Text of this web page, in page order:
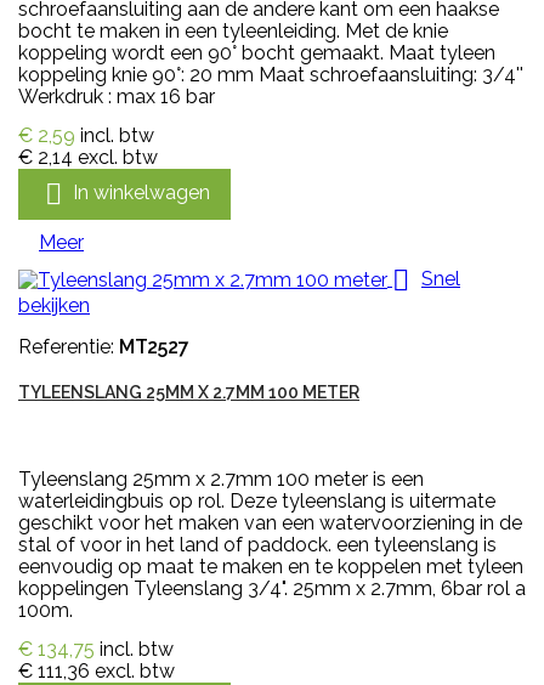
schroefaansluiting aan de andere kant om een haakse
bocht te maken in een tyleenleiding. Met de knie
koppeling wordt een 90° bocht gemaakt. Maat tyleen
koppeling knie 90°: 20 mm Maat schroefaansluiting: 3/4''
Werkdruk : max 16 bar
€ 2,59 incl. btw
€ 2,14 excl. btw
 In winkelwagen
Meer

Snel
bekijken
Referentie: MT2527
TYLEENSLANG 25MM X 2.7MM 100 METER
Tyleenslang 25mm x 2.7mm 100 meter is een
waterleidingbuis op rol. Deze tyleenslang is uitermate
geschikt voor het maken van een watervoorziening in de
stal of voor in het land of paddock. een tyleenslang is
eenvoudig op maat te maken en te koppelen met tyleen
koppelingen Tyleenslang 3/4". 25mm x 2.7mm, 6bar rol a
100m.
€ 134,75 incl. btw
€ 111,36 excl. btw